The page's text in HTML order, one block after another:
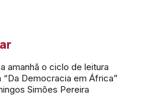
amanhã o ciclo de leitura
“Da Democracia em África”
Simões Pereira